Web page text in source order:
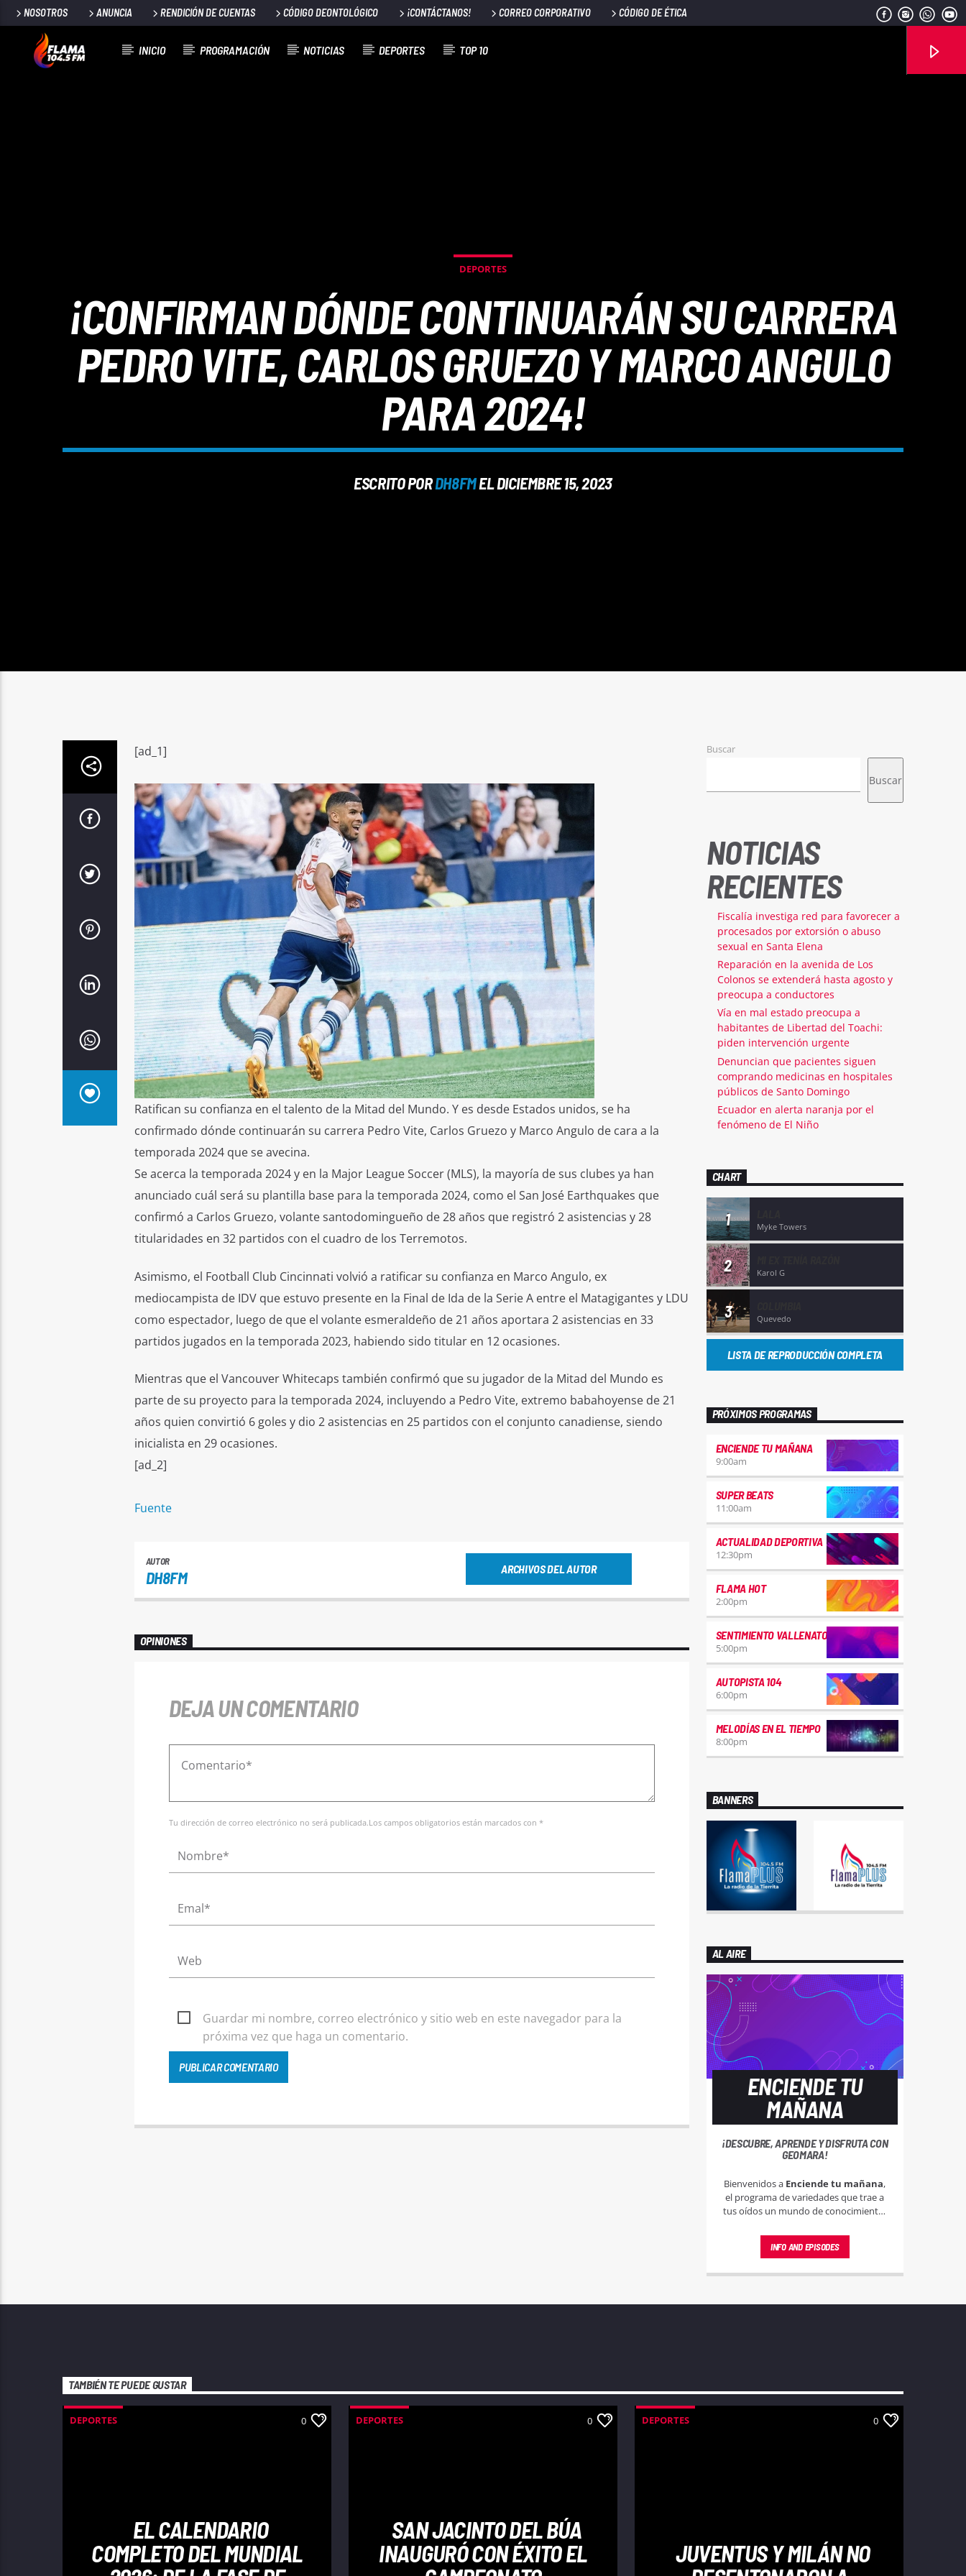
NOSOTROS ANUNCIA RENDICIÓN DE CUENTAS CÓDIGO DEONTOLÓGICO ¡CONTÁCTANOS! CORREO CORPORATIVO CÓDIGO DE ÉTICA
INICIO PROGRAMACIÓN NOTICIAS DEPORTES TOP 10
DEPORTES
¡CONFIRMAN DÓNDE CONTINUARÁN SU CARRERA
PEDRO VITE, CARLOS GRUEZO Y MARCO ANGULO
PARA 2024!
ESCRITO PORDH8FMEL DICIEMBRE 15, 2023
[ad_1]
Ratifican su confianza en el talento de la Mitad del Mundo. Y es desde Estados unidos, se ha
confirmado dónde continuarán su carrera Pedro Vite, Carlos Gruezo y Marco Angulo de cara a la
temporada 2024 que se avecina.
Se acerca la temporada 2024 y en la Major League Soccer (MLS), la mayoría de sus clubes ya han
anunciado cuál será su plantilla base para la temporada 2024, como el San José Earthquakes que
confirmó a Carlos Gruezo, volante santodomingueño de 28 años que registró 2 asistencias y 28
titularidades en 32 partidos con el cuadro de los Terremotos.
Asimismo, el Football Club Cincinnati volvió a ratificar su confianza en Marco Angulo, ex
mediocampista de IDV que estuvo presente en la Final de Ida de la Serie A entre el Matagigantes y LDU
como espectador, luego de que el volante esmeraldeño de 21 años aportara 2 asistencias en 33
partidos jugados en la temporada 2023, habiendo sido titular en 12 ocasiones.
Mientras que el Vancouver Whitecaps también confirmó que su jugador de la Mitad del Mundo es
parte de su proyecto para la temporada 2024, incluyendo a Pedro Vite, extremo babahoyense de 21
años quien convirtió 6 goles y dio 2 asistencias en 25 partidos con el conjunto canadiense, siendo
inicialista en 29 ocasiones.
[ad_2]
Fuente
AUTOR
DH8FM ARCHIVOS DEL AUTOR
OPINIONES
DEJA UN COMENTARIO
Tu dirección de correo electrónico no será publicada.Los campos obligatorios están marcados con *
Guardar mi nombre, correo electrónico y sitio web en este navegador para la
próxima vez que haga un comentario.
Buscar
Buscar
NOTICIAS
RECIENTES
Fiscalía investiga red para favorecer a
procesados por extorsión o abuso
sexual en Santa Elena
Reparación en la avenida de Los
Colonos se extenderá hasta agosto y
preocupa a conductores
Vía en mal estado preocupa a
habitantes de Libertad del Toachi:
piden intervención urgente
Denuncian que pacientes siguen
comprando medicinas en hospitales
públicos de Santo Domingo
Ecuador en alerta naranja por el
fenómeno de El Niño
CHART
1 Myke Towers
2 Karol G
3 Quevedo
LISTA DE REPRODUCCIÓN COMPLETA
PRÓXIMOS PROGRAMAS
ENCIENDE TU MAÑANA
9:00am
SUPER BEATS
11:00am
ACTUALIDAD DEPORTIVA
12:30pm
FLAMA HOT
2:00pm
SENTIMIENTO VALLENATO
5:00pm
AUTOPISTA 104
6:00pm
MELODÍAS EN EL TIEMPO
8:00pm
BANNERS
AL AIRE
ENCIENDE TU
MAÑANA
¡DESCUBRE, APRENDE Y DISFRUTA CON
GEOMARA!
Bienvenidos a Enciende tu mañana,
el programa de variedades que trae a
tus oídos un mundo de conocimiento,
Flama 104.5FM. Conducido por la
carismática Geomara Rodríguez, este
inspirar y entretener a nuestra diversa
INFO AND EPISODES
TAMBIÉN TE PUEDE GUSTAR
DEPORTES 0
EL CALENDARIO
COMPLETO DEL MUNDIAL
DEPORTES 0
SAN JACINTO DEL BÚA
INAUGURÓ CON ÉXITO EL
DEPORTES 0
JUVENTUS Y MILÁN NO